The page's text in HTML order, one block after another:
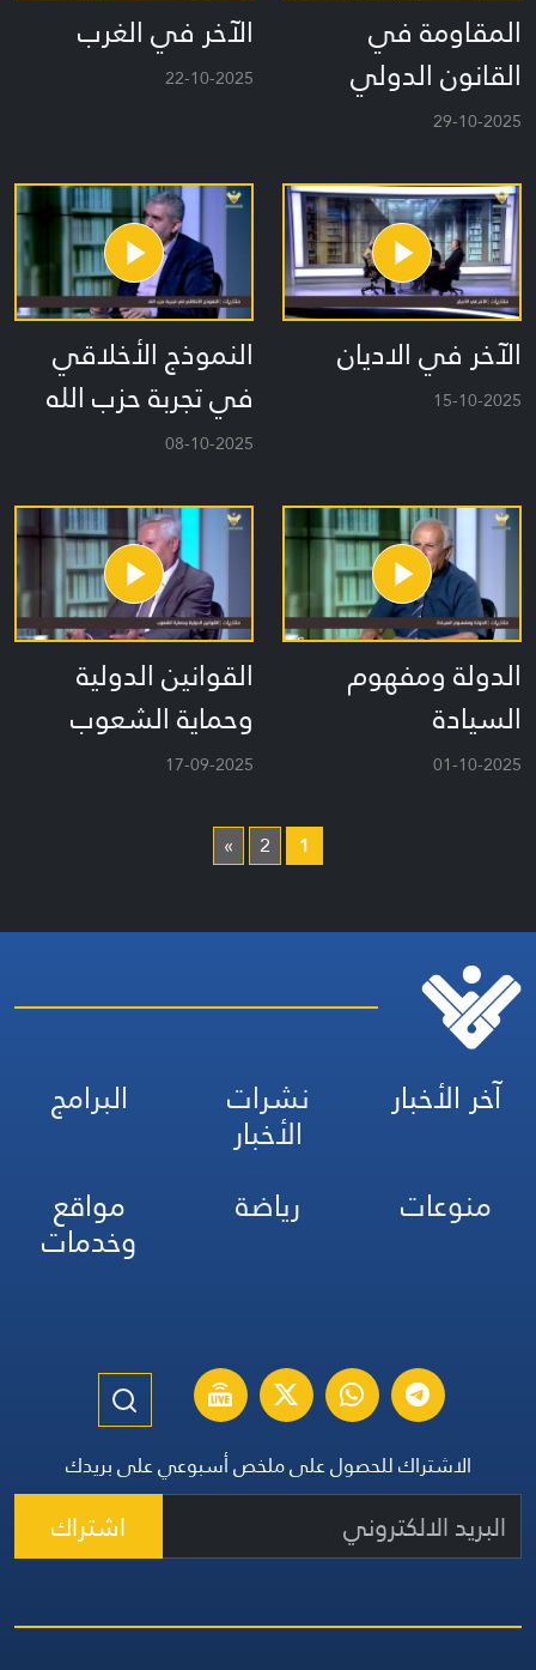
المقاومة في
القانون الدولي
29-10-2025
الآخر في الغرب
22-10-2025
الآخر في الاديان
15-10-2025
النموذج الأخلاقي
في تجربة حزب الله
08-10-2025
الدولة ومفهوم
السيادة
01-10-2025
القوانين الدولية
وحماية الشعوب
17-09-2025
1
2
»
آخر الأخبار نشرات
الأخبار
البرامج
منوعات
رياضة مواقع
وخدمات
الاشتراك للحصول على ملخص أسبوعي على بريدك
اشتراك